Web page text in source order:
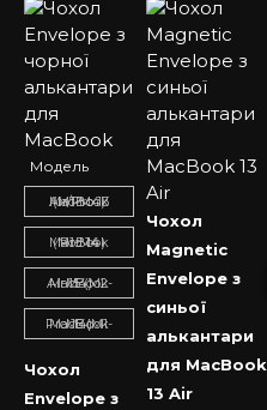
Модель
MacBook Air/Pro 13 (M1-M4)
MacBook Pro 14 (M1-M4)
MacBook Air 15 (M2-M4)
MacBook Pro 16 (M1-M4)
Чохол
Envelope з
Чохол
Magnetic
Envelope з
синьої
алькантари
для MacBook
13 Air